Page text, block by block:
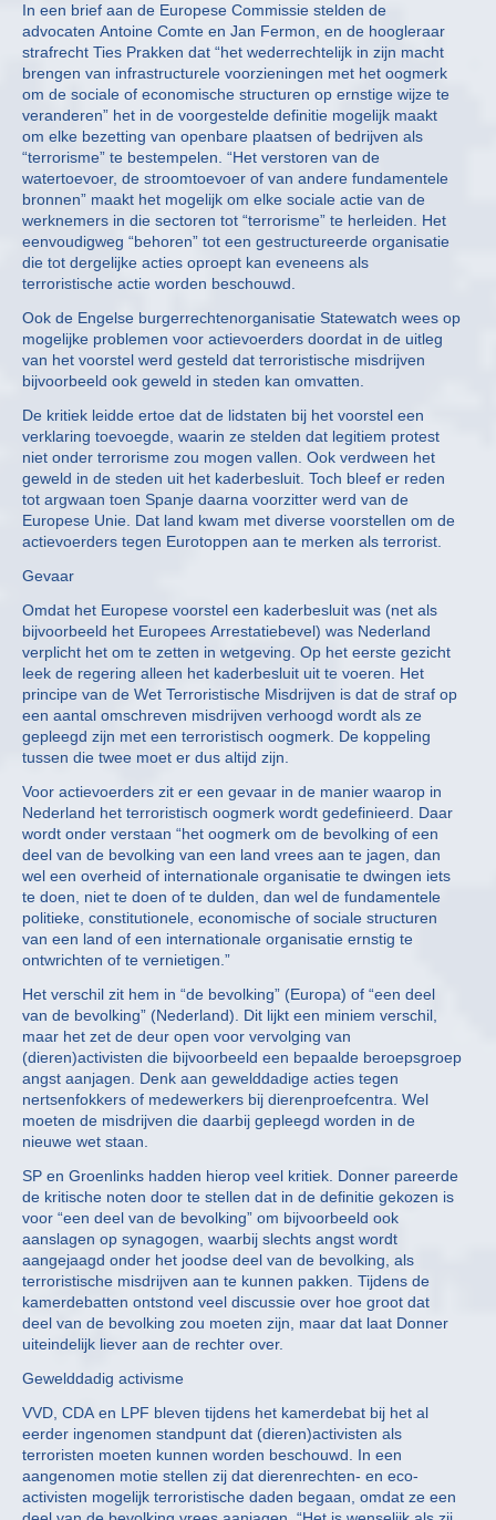
In een brief aan de Europese Commissie stelden de
advocaten Antoine Comte en Jan Fermon, en de hoogleraar
strafrecht Ties Prakken dat “het wederrechtelijk in zijn macht
brengen van infrastructurele voorzieningen met het oogmerk
om de sociale of economische structuren op ernstige wijze te
veranderen” het in de voorgestelde definitie mogelijk maakt
om elke bezetting van openbare plaatsen of bedrijven als
“terrorisme” te bestempelen. “Het verstoren van de
watertoevoer, de stroomtoevoer of van andere fundamentele
bronnen” maakt het mogelijk om elke sociale actie van de
werknemers in die sectoren tot “terrorisme” te herleiden. Het
eenvoudigweg “behoren” tot een gestructureerde organisatie
die tot dergelijke acties oproept kan eveneens als
terroristische actie worden beschouwd.
Ook de Engelse burgerrechtenorganisatie Statewatch wees op
mogelijke problemen voor actievoerders doordat in de uitleg
van het voorstel werd gesteld dat terroristische misdrijven
bijvoorbeeld ook geweld in steden kan omvatten.
De kritiek leidde ertoe dat de lidstaten bij het voorstel een
verklaring toevoegde, waarin ze stelden dat legitiem protest
niet onder terrorisme zou mogen vallen. Ook verdween het
geweld in de steden uit het kaderbesluit. Toch bleef er reden
tot argwaan toen Spanje daarna voorzitter werd van de
Europese Unie. Dat land kwam met diverse voorstellen om de
actievoerders tegen Eurotoppen aan te merken als terrorist.
Gevaar
Omdat het Europese voorstel een kaderbesluit was (net als
bijvoorbeeld het Europees Arrestatiebevel) was Nederland
verplicht het om te zetten in wetgeving. Op het eerste gezicht
leek de regering alleen het kaderbesluit uit te voeren. Het
principe van de Wet Terroristische Misdrijven is dat de straf op
een aantal omschreven misdrijven verhoogd wordt als ze
gepleegd zijn met een terroristisch oogmerk. De koppeling
tussen die twee moet er dus altijd zijn.
Voor actievoerders zit er een gevaar in de manier waarop in
Nederland het terroristisch oogmerk wordt gedefinieerd. Daar
wordt onder verstaan “het oogmerk om de bevolking of een
deel van de bevolking van een land vrees aan te jagen, dan
wel een overheid of internationale organisatie te dwingen iets
te doen, niet te doen of te dulden, dan wel de fundamentele
politieke, constitutionele, economische of sociale structuren
van een land of een internationale organisatie ernstig te
ontwrichten of te vernietigen.”
Het verschil zit hem in “de bevolking” (Europa) of “een deel
van de bevolking” (Nederland). Dit lijkt een miniem verschil,
maar het zet de deur open voor vervolging van
(dieren)activisten die bijvoorbeeld een bepaalde beroepsgroep
angst aanjagen. Denk aan gewelddadige acties tegen
nertsenfokkers of medewerkers bij dierenproefcentra. Wel
moeten de misdrijven die daarbij gepleegd worden in de
nieuwe wet staan.
SP en Groenlinks hadden hierop veel kritiek. Donner pareerde
de kritische noten door te stellen dat in de definitie gekozen is
voor “een deel van de bevolking” om bijvoorbeeld ook
aanslagen op synagogen, waarbij slechts angst wordt
aangejaagd onder het joodse deel van de bevolking, als
terroristische misdrijven aan te kunnen pakken. Tijdens de
kamerdebatten ontstond veel discussie over hoe groot dat
deel van de bevolking zou moeten zijn, maar dat laat Donner
uiteindelijk liever aan de rechter over.
Gewelddadig activisme
VVD, CDA en LPF bleven tijdens het kamerdebat bij het al
eerder ingenomen standpunt dat (dieren)activisten als
terroristen moeten kunnen worden beschouwd. In een
aangenomen motie stellen zij dat dierenrechten- en eco-
activisten mogelijk terroristische daden begaan, omdat ze een